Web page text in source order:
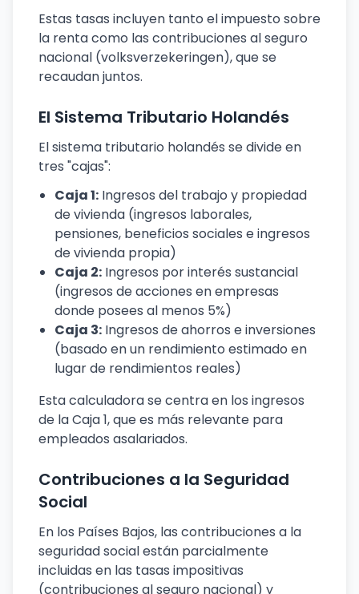
Estas tasas incluyen tanto el impuesto sobre
la renta como las contribuciones al seguro
nacional (volksverzekeringen), que se
recaudan juntos.
El Sistema Tributario Holandés
El sistema tributario holandés se divide en
tres "cajas":
Caja 1: Ingresos del trabajo y propiedad
de vivienda (ingresos laborales,
pensiones, beneficios sociales e ingresos
de vivienda propia)
Caja 2: Ingresos por interés sustancial
(ingresos de acciones en empresas
donde posees al menos 5%)
Caja 3: Ingresos de ahorros e inversiones
(basado en un rendimiento estimado en
lugar de rendimientos reales)
Esta calculadora se centra en los ingresos
de la Caja 1, que es más relevante para
empleados asalariados.
Contribuciones a la Seguridad
Social
En los Países Bajos, las contribuciones a la
seguridad social están parcialmente
incluidas en las tasas impositivas
(contribuciones al seguro nacional) y